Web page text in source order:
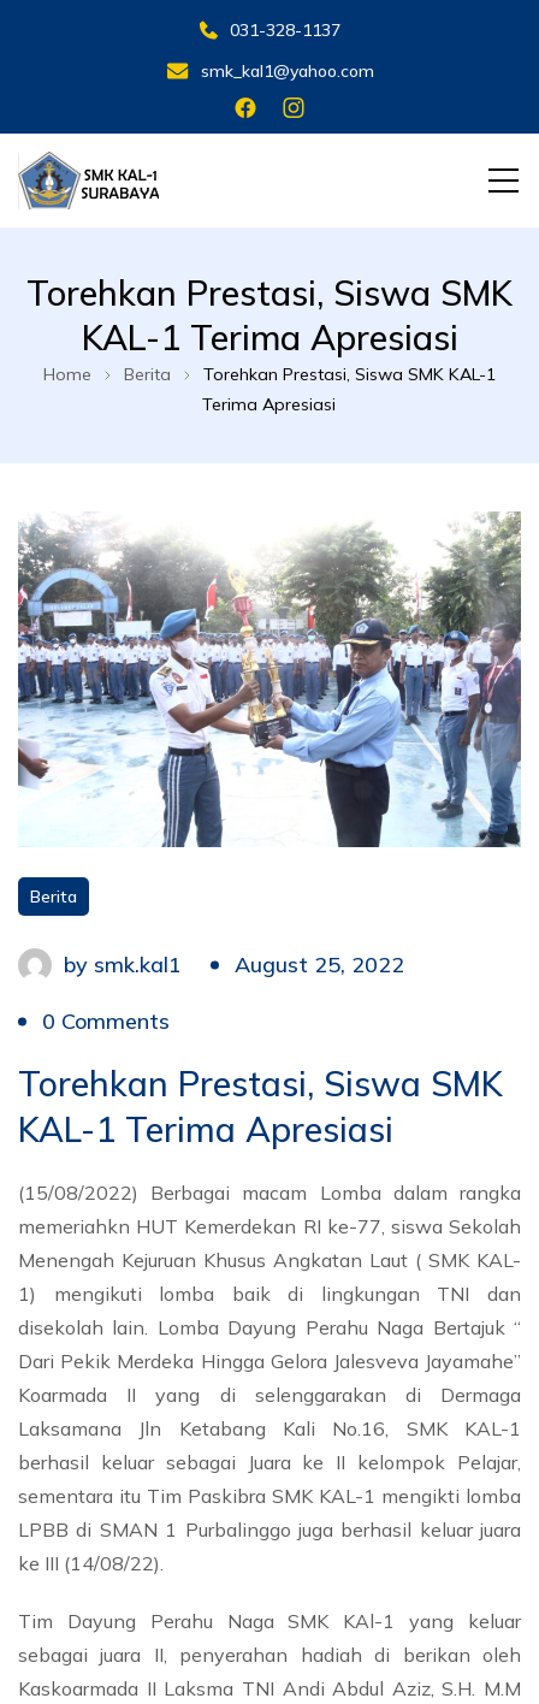
031-328-1137
smk_kal1@yahoo.com
Torehkan Prestasi, Siswa SMK
KAL-1 Terima Apresiasi
Home Berita
Torehkan Prestasi, Siswa SMK KAL-1
Terima Apresiasi
Berita
by smk.kal1 August 25, 2022
0 Comments
Torehkan Prestasi, Siswa SMK
KAL-1 Terima Apresiasi
(15/08/2022) Berbagai macam Lomba dalam rangka
memeriahkn HUT Kemerdekan RI ke-77, siswa Sekolah
Menengah Kejuruan Khusus Angkatan Laut ( SMK KAL-
1) mengikuti lomba baik di lingkungan TNI dan
disekolah lain. Lomba Dayung Perahu Naga Bertajuk “
Dari Pekik Merdeka Hingga Gelora Jalesveva Jayamahe”
Koarmada II yang di selenggarakan di Dermaga
Laksamana Jln Ketabang Kali No.16, SMK KAL-1
berhasil keluar sebagai Juara ke II kelompok Pelajar,
sementara itu Tim Paskibra SMK KAL-1 mengikti lomba
LPBB di SMAN 1 Purbalinggo juga berhasil keluar juara
ke III (14/08/22).
Tim Dayung Perahu Naga SMK KAl-1 yang keluar
sebagai juara II, penyerahan hadiah di berikan oleh
Kaskoarmada II Laksma TNI Andi Abdul Aziz, S.H. M.M